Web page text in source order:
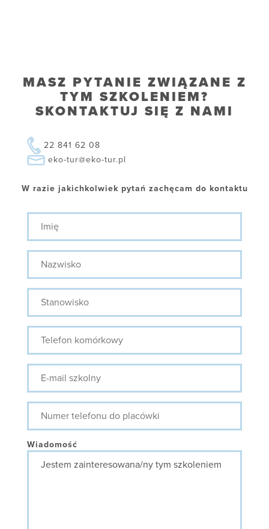
MASZ PYTANIE ZWIĄZANE Z
TYM SZKOLENIEM?
SKONTAKTUJ SIĘ Z NAMI
22 841 62 08
eko-tur@eko-tur.pl
W razie jakichkolwiek pytań zachęcam do kontaktu
Imię
Nazwisko
Stanowisko
Telefon
komórkowy
E-
mail
szkolny
Numer
telefonu
do
Wiadomość